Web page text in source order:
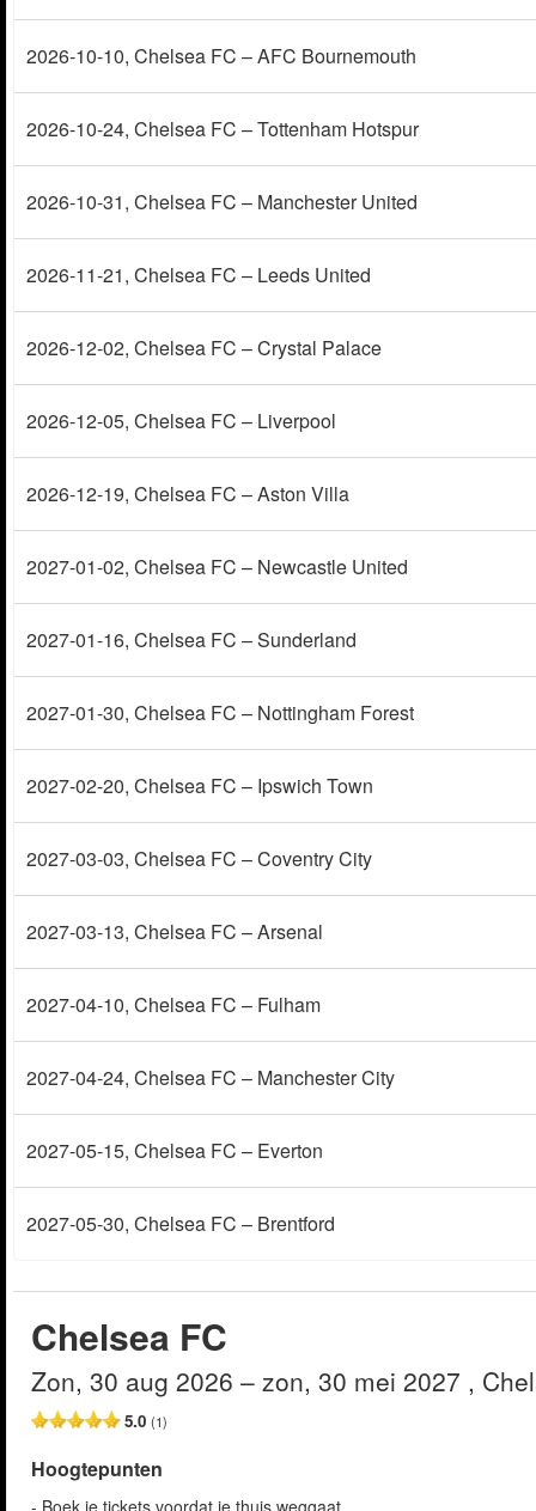
2026-10-10, Chelsea FC – AFC Bournemouth
2026-10-24, Chelsea FC – Tottenham Hotspur
2026-10-31, Chelsea FC – Manchester United
2026-11-21, Chelsea FC – Leeds United
2026-12-02, Chelsea FC – Crystal Palace
2026-12-05, Chelsea FC – Liverpool
2026-12-19, Chelsea FC – Aston Villa
2027-01-02, Chelsea FC – Newcastle United
2027-01-16, Chelsea FC – Sunderland
2027-01-30, Chelsea FC – Nottingham Forest
2027-02-20, Chelsea FC – Ipswich Town
2027-03-03, Chelsea FC – Coventry City
2027-03-13, Chelsea FC – Arsenal
2027-04-10, Chelsea FC – Fulham
2027-04-24, Chelsea FC – Manchester City
2027-05-15, Chelsea FC – Everton
2027-05-30, Chelsea FC – Brentford
Chelsea FC
zon, 30 aug 2026 – zon, 30 mei 2027 ,
5.0 (1)
Hoogtepunten
- Boek je tickets voordat je thuis weggaat